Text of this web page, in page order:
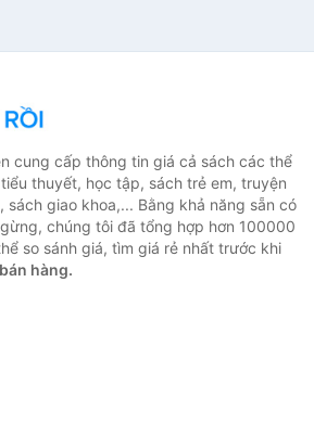
cung cấp thông tin giá cả sách các thể
thuyết, học tập, sách trẻ em, truyện
sách giao khoa,... Bằng khả năng sẵn có
chúng tôi đã tổng hợp hơn 100000
so sánh giá, tìm giá rẻ nhất trước khi
hàng.